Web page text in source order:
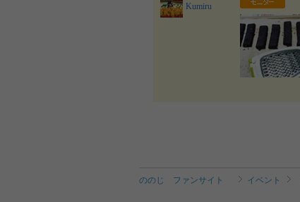
Kumiru
ののじ ファンサイト イベント